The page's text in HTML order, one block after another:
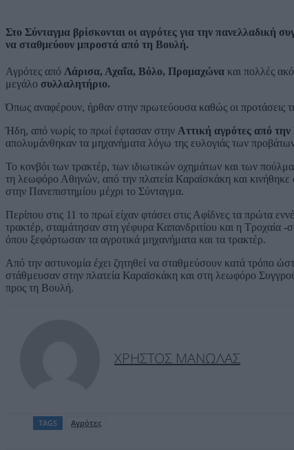
Στο Σύνταγμα βρίσκονται οι αγρότες για την
να σταθμεύουν μπροστά από τη Βουλή.
Αγρότες από Λάρισα, Αχαΐα, Βόλο, Προμαχώνα και πολλές
μεγάλο συλλαλητήριο.
Όπως αναφέρουν, ήρθαν στην πρωτεύουσα καθώς οι προτάσεις
Ήδη, από νωρίς το πρωί έφτασαν στην Αττική αγρότες από
απολυμάνθηκαν τα μηχανήματα λόγω της ευλογιάς των
Το κονβόι των τρακτέρ, των ιδιωτικών οχημάτων και των
τη λεωφόρο Αθηνών, από την πλατεία Καραϊσκάκη και
στην Πανεπιστημίου μέχρι το Σύνταγμα.
Περίπου στις 11 το πρωί είχαν φτάσει στις Αφίδνες τα πρώτα
τρακτέρ, σταμάτησαν στη γέφυρα Καπανδριτίου και η Τροχαία
όπου ξεφόρτωσαν τα αγροτικά μηχανήματα και τα τρακτέρ.
Από την αστυνομία έχει ζητηθεί να σταθμεύσουν κατά τρόπο
στάθμευσαν στην πλατεία Καραϊσκάκη και στη λεωφόρο
προς τη Βουλή.
ΧΡΉΣΤΟΣ ΜΑΝΩΛΆΣ
TAGS Αγρότες